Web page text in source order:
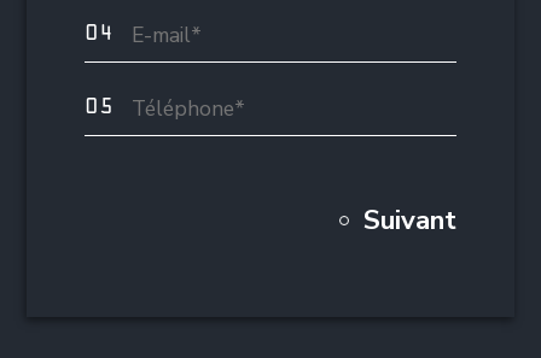
Suivant